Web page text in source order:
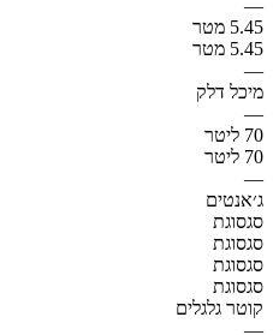
—
5.45 מטר
5.45 מטר
—
מיכל דלק
—
70 ליטר
70 ליטר
—
ג׳אנטים
סגסוגת
סגסוגת
סגסוגת
סגסוגת
קוטר גלגלים
—